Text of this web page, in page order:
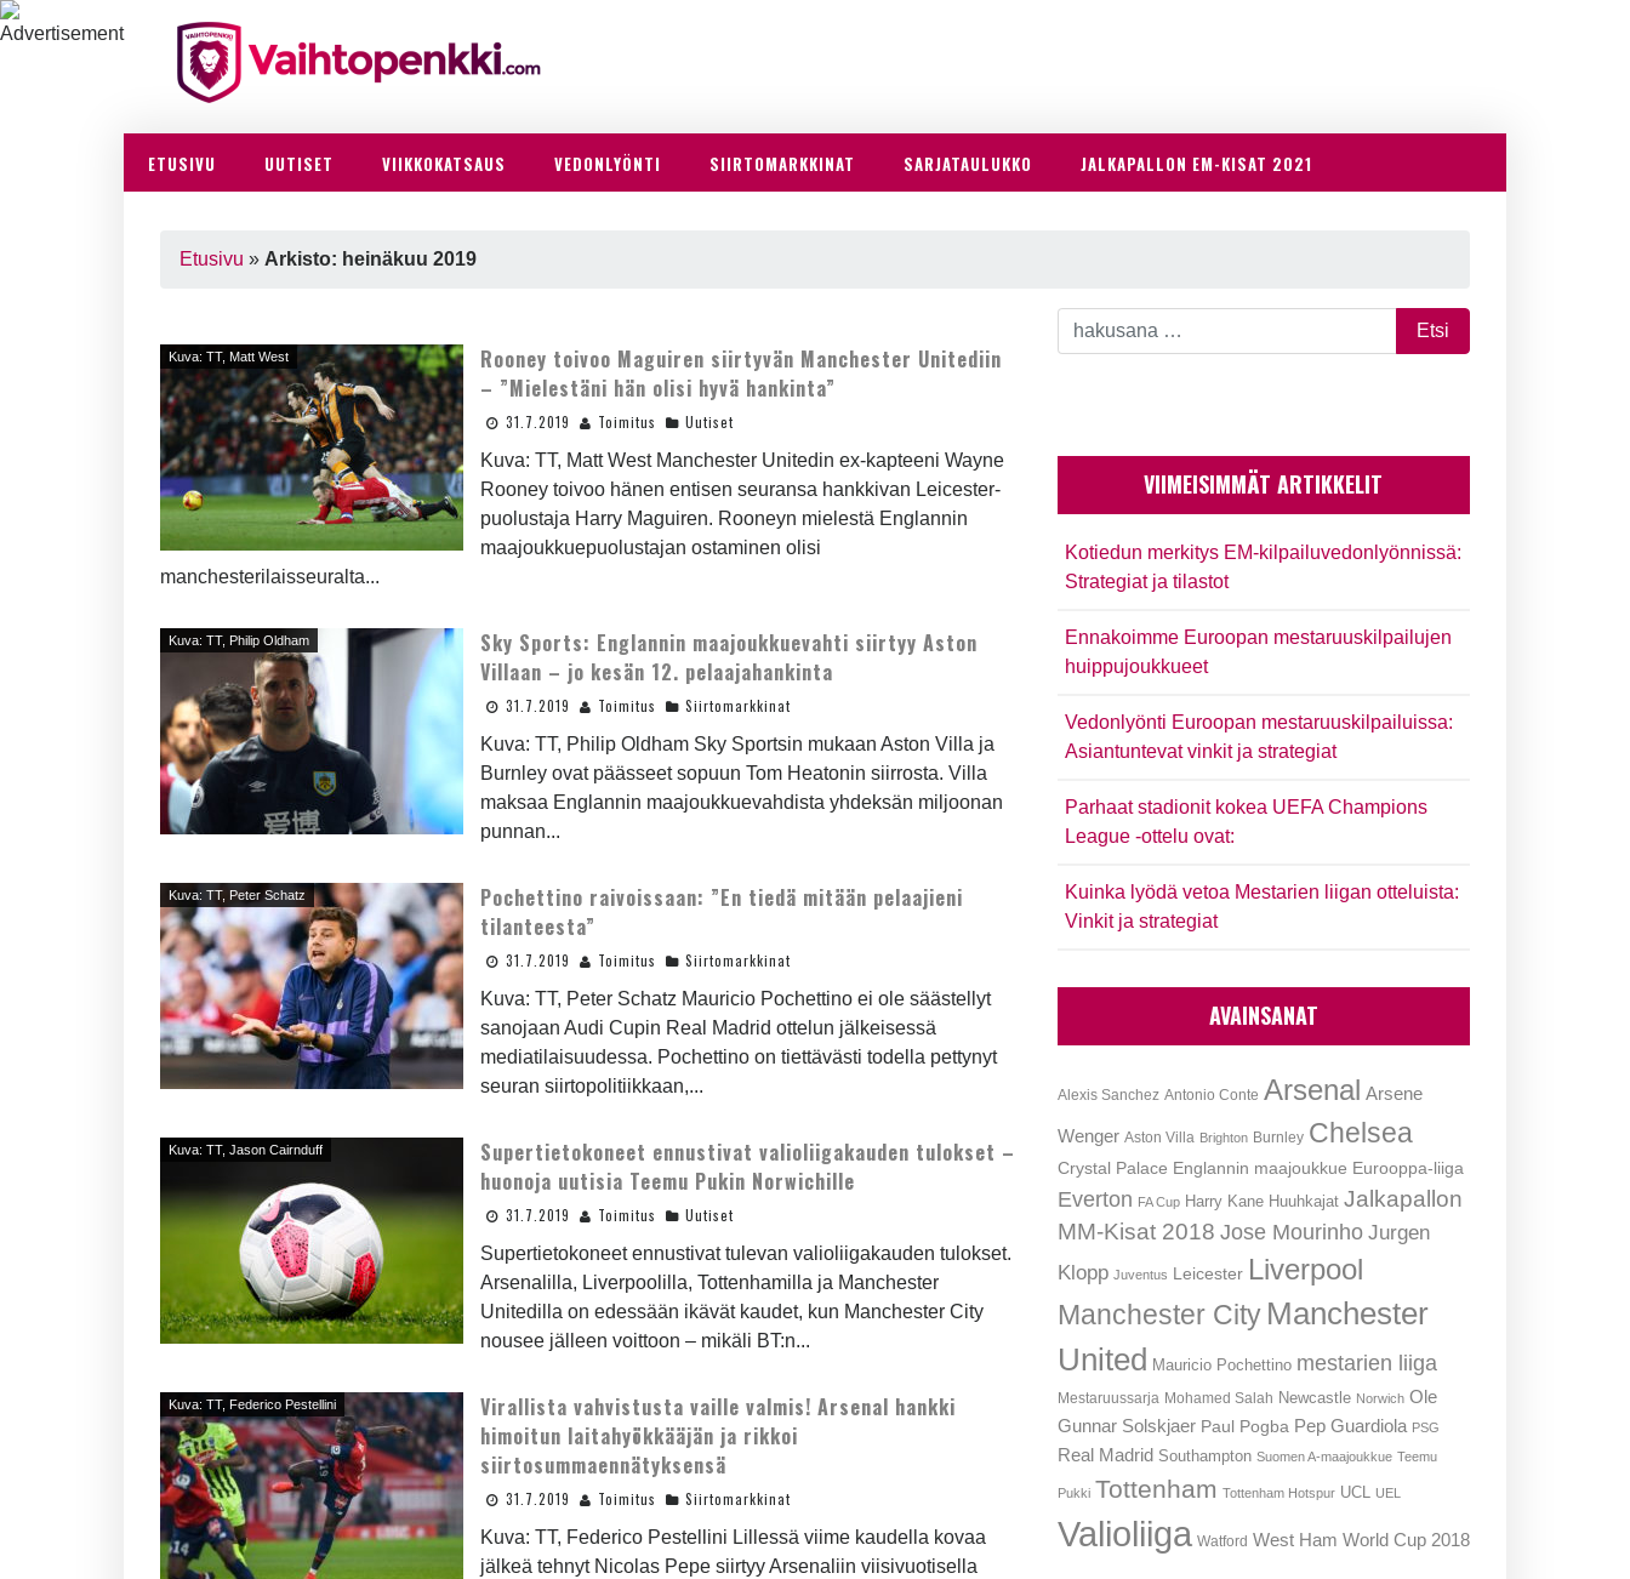
ETUSIVU UUTISET VIIKKOKATSAUS VEDONLYÖNTI SIIRTOMARKKINAT SARJATAULUKKO JALKAPALLON EM-KISAT 2021
Etusivu » Arkisto: heinäkuu 2019
Kuva: TT, Matt West
Rooney toivoo Maguiren siirtyvän Manchester Unitediin
– ”Mielestäni hän olisi hyvä hankinta”
31.7.2019 Toimitus Uutiset
Kuva: TT, Matt West Manchester Unitedin ex-kapteeni Wayne
Rooney toivoo hänen entisen seuransa hankkivan Leicester-
puolustaja Harry Maguiren. Rooneyn mielestä Englannin
maajoukkuepuolustajan ostaminen olisi
manchesterilaisseuralta...
Kuva: TT, Philip Oldham
Sky Sports: Englannin maajoukkuevahti siirtyy Aston
Villaan – jo kesän 12. pelaajahankinta
31.7.2019 Toimitus Siirtomarkkinat
Kuva: TT, Philip Oldham Sky Sportsin mukaan Aston Villa ja
Burnley ovat päässeet sopuun Tom Heatonin siirrosta. Villa
maksaa Englannin maajoukkuevahdista yhdeksän miljoonan
punnan...
Kuva: TT, Peter Schatz
Pochettino raivoissaan: ”En tiedä mitään pelaajieni
tilanteesta”
31.7.2019 Toimitus Siirtomarkkinat
Kuva: TT, Peter Schatz Mauricio Pochettino ei ole säästellyt
sanojaan Audi Cupin Real Madrid ottelun jälkeisessä
mediatilaisuudessa. Pochettino on tiettävästi todella pettynyt
seuran siirtopolitiikkaan,...
Kuva: TT, Jason Cairnduff
Supertietokoneet ennustivat valioliigakauden tulokset –
huonoja uutisia Teemu Pukin Norwichille
31.7.2019 Toimitus Uutiset
Supertietokoneet ennustivat tulevan valioliigakauden tulokset.
Arsenalilla, Liverpoolilla, Tottenhamilla ja Manchester
Unitedilla on edessään ikävät kaudet, kun Manchester City
nousee jälleen voittoon – mikäli BT:n...
Kuva: TT, Federico Pestellini
Virallista vahvistusta vaille valmis! Arsenal hankki
himoitun laitahyökkääjän ja rikkoi
siirtosummaennätyksensä
31.7.2019 Toimitus Siirtomarkkinat
Kuva: TT, Federico Pestellini Lillessä viime kaudella kovaa
jälkeä tehnyt Nicolas Pepe siirtyy Arsenaliin viisivuotisella
VIIMEISIMMÄT ARTIKKELIT
Kotiedun merkitys EM-kilpailuvedonlyönnissä:
Strategiat ja tilastot
Ennakoimme Euroopan mestaruuskilpailujen
huippujoukkueet
Vedonlyönti Euroopan mestaruuskilpailuissa:
Asiantuntevat vinkit ja strategiat
Parhaat stadionit kokea UEFA Champions
League -ottelu ovat:
Kuinka lyödä vetoa Mestarien liigan otteluista:
Vinkit ja strategiat
AVAINSANAT
Alexis Sanchez Antonio Conte Arsenal Arsene
Wenger Aston Villa Brighton Burnley Chelsea
Crystal Palace Englannin maajoukkue Eurooppa-liiga
Everton FA Cup Harry Kane Huuhkajat Jalkapallon
MM-Kisat 2018 Jose Mourinho Jurgen
Klopp Juventus Leicester Liverpool
Manchester City Manchester
United
Mauricio Pochettino mestarien liiga
Mestaruussarja Mohamed Salah Newcastle Norwich Ole
Gunnar Solskjaer Paul Pogba Pep Guardiola PSG
Real Madrid Southampton Suomen A-maajoukkue Teemu
Pukki Tottenham Tottenham Hotspur UCL UEL
Valioliiga Watford West Ham World Cup 2018